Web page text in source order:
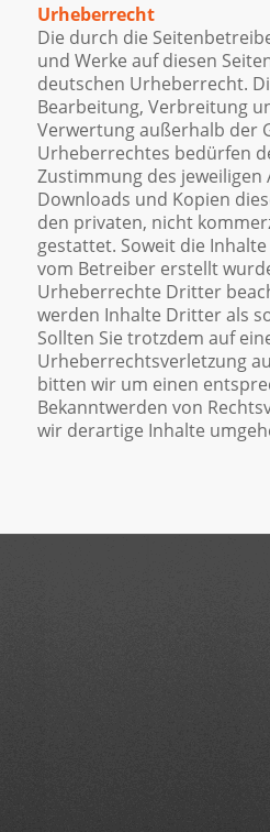
Urheberrecht
Die durch die
und Werke auf diesen
deutschen Urheberrecht.
Bearbeitung, Verbreitung
Verwertung außerhalb der
Urheberrechtes bedürfen
Zustimmung des jeweiligen
Downloads und Kopien
den privaten, nicht
gestattet. Soweit die
vom Betreiber erstellt
Urheberrechte Dritter
werden Inhalte Dritter als
Sollten Sie trotzdem auf
Urheberrechtsverletzung
bitten wir um einen
Bekanntwerden von
wir derartige Inhalte